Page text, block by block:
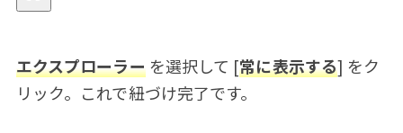
エクスプローラーを選択して [常に表示する] をク
リック。これで紐づけ完了です。